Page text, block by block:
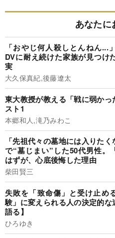
あなたに
「おやじ何人殺しとんねん...
DVに耐え続けた家族が見つけ
実
大久保真紀,後藤遼太
東大教授が教える「戦に弱か
スト1
本郷和人,滝乃みわこ
「先祖代々の墓地には入りた
で“墓じまい”した50代男性。
はずが、心底後悔した理由
柴田賢三
失敗を「致命傷」と受け止め
験」に変えられる人の決定的
語る】
ひろゆき